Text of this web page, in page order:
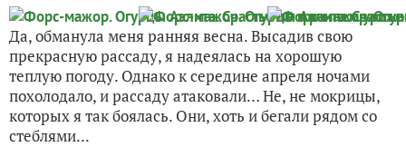
Да, обманула меня ранняя весна. Высадив свою
прекрасную рассаду, я надеялась на хорошую
теплую погоду. Однако к середине апреля ночами
похолодало, и рассаду атаковали… Не, не мокрицы,
которых я так боялась. Они, хоть и бегали рядом со
стеблями...